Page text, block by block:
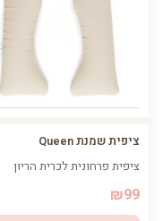
ציפית שמנת Queen
ציפית פרחונית לכרית הריון
₪99